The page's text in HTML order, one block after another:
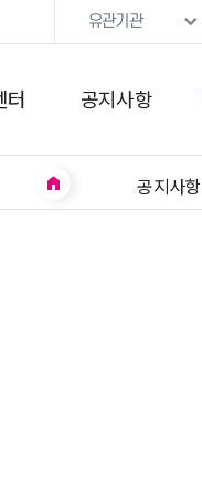
유관기관
터 공지사항
home 공지사항